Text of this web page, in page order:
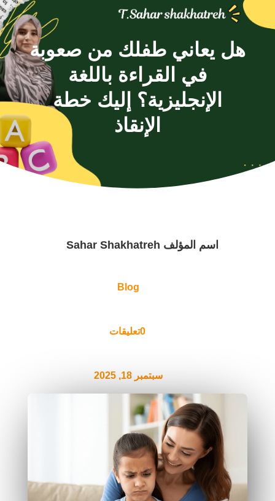
هل يعاني طفلك من صعوبة
في القراءة باللغة
الإنجليزية؟ إليك خطة
الإنقاذ
اسم المؤلف Sahar Shakhatreh
Blog
0تعليقات
سبتمبر 18, 2025